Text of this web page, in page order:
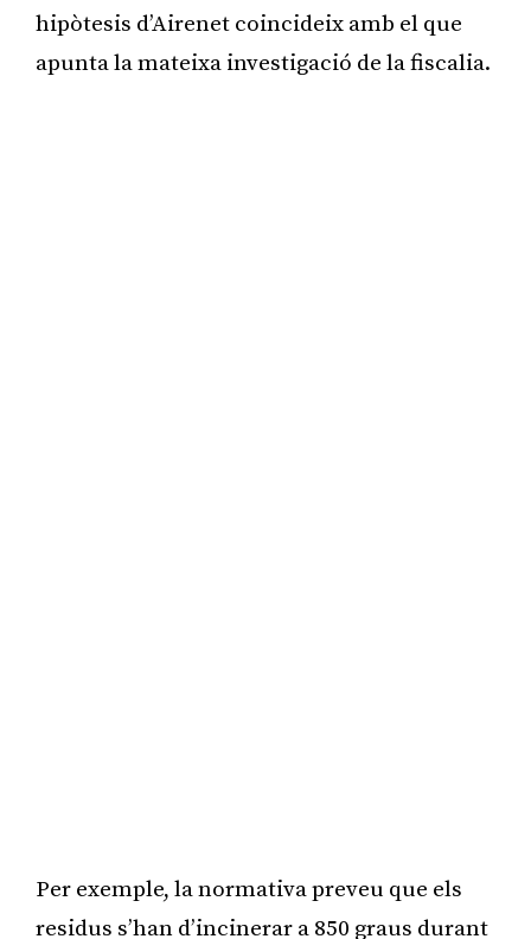
hipòtesis d’Airenet coincideix amb el que
apunta la mateixa investigació de la fiscalia.
Per exemple, la normativa preveu que els
residus s’han d’incinerar a 850 graus durant